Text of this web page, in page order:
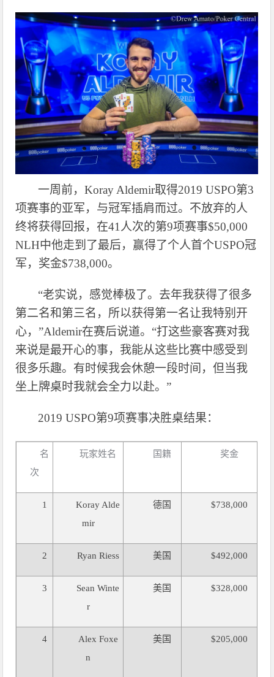
一周前，Koray Aldemir取得2019 USPO第3
项赛事的亚军，与冠军插肩而过。不放弃的人
终将获得回报，在41人次的第9项赛事$50,000
NLH中他走到了最后，赢得了个人首个USPO冠
军，奖金$738,000。
“老实说，感觉棒极了。去年我获得了很多
第二名和第三名，所以获得第一名让我特别开
心，”Aldemir在赛后说道。“打这些豪客赛对我
来说是最开心的事，我能从这些比赛中感受到
很多乐趣。有时候我会休憩一段时间，但当我
坐上牌桌时我就会全力以赴。”
2019 USPO第9项赛事决胜桌结果：
名
次
玩家姓名 国籍 奖金
1
Koray Alde
mir
德国 $738,000
2 Ryan Riess 美国 $492,000
3
Sean Winte
r
美国 $328,000
4
Alex Foxe
n
美国 $205,000